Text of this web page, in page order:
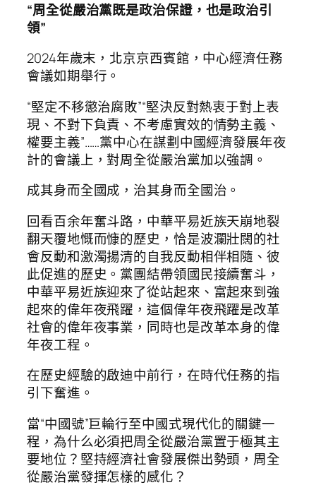
“周全從嚴治黨既是政治保證，也是政治引
領”
2024年歲末，北京京西賓館，中心經濟任務
會議如期舉行。
“堅定不移懲治腐敗”“堅決反對熱衷于對上表
現、不對下負責、不考慮實效的情勢主義、
權要主義”……黨中心在謀劃中國經濟發展年夜
計的會議上，對周全從嚴治黨加以強調。
成其身而全國成，治其身而全國治。
回看百余年奮斗路，中華平易近族天崩地裂
翻天覆地慨而慷的歷史，恰是波瀾壯闊的社
會反動和激濁揚清的自我反動相伴相隨、彼
此促進的歷史。黨團結帶領國民接續奮斗，
中華平易近族迎來了從站起來、富起來到強
起來的偉年夜飛躍，這個偉年夜飛躍是改革
社會的偉年夜事業，同時也是改革本身的偉
年夜工程。
在歷史經驗的啟迪中前行，在時代任務的指
引下奮進。
當“中國號”巨輪行至中國式現代化的關鍵一
程，為什么必須把周全從嚴治黨置于極其主
要地位？堅持經濟社會發展傑出勢頭，周全
從嚴治黨發揮怎樣的感化？